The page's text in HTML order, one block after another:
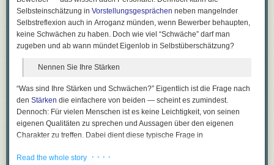
Selbsteinschätzung in Vorstellungsgesprächen neben mangelnder
Selbstreflexion auch in Arroganz münden, wenn Bewerber behaupten,
keine Schwächen zu haben. Doch wie viel “Schwäche” darf man
zugeben und ab wann mündet Eigenlob in Selbstüberschätzung?
Nennen Sie Ihre Stärken
“Was sind Ihre Stärken und Schwächen?” Eigentlich ist die Frage nach
den Stärken die einfachere von beiden — scheint es zumindest.
Dennoch: Für vielen Menschen ist es keine Leichtigkeit, von seinen
eigenen Qualitäten zu sprechen und Aussagen über den eigenen
Charakter zu treffen. Dabei dient diese typische Frage in
ein Bild von Ihnen machen kann und nach dem Gespräch weiß, in
Read the whole story · · · ·